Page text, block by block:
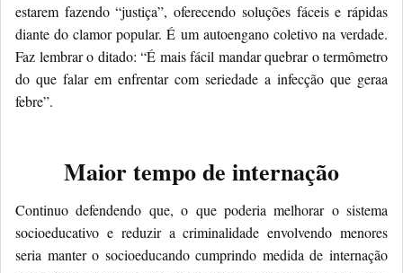
estarem fazendo “justiça”, oferecendo soluções fáceis e rápidas
diante do clamor popular. É um autoengano coletivo na verdade.
Faz lembrar o ditado: “É mais fácil mandar quebrar o termômetro
do que falar em enfrentar com seriedade a infecção que geraa
febre”.
Maior tempo de internação
Continuo defendendo que, o que poderia melhorar o sistema
socioeducativo e reduzir a criminalidade envolvendo menores
seria manter o socioeducando cumprindo medida de internação